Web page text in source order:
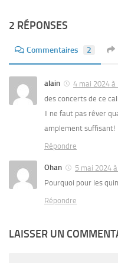
2 RÉPONSES
Commentaires 2
alain
4 mai 2024 à
des concerts de ce
Il ne faut pas rêver
amplement suffisant!
Répondre
Ohan
5 mai 2024
Pourquoi pour les
Répondre
LAISSER UN